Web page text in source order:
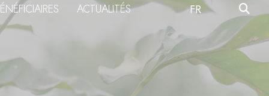
ACTUALITÉS FR